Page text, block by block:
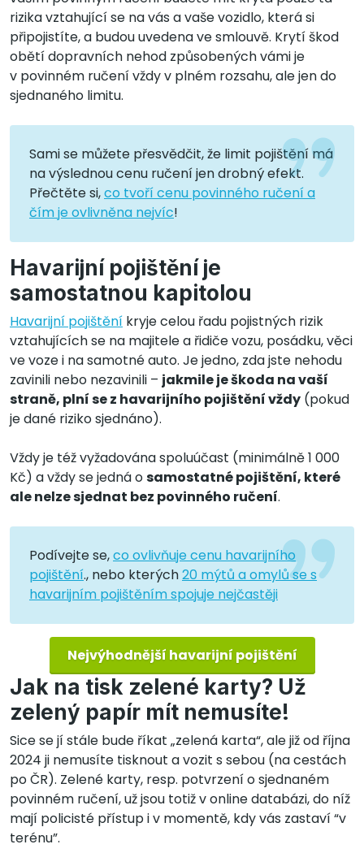
rizika vztahující se na vás a vaše vozidlo, která si
připojistíte, a budou uvedena ve smlouvě. Krytí škod
obětí dopravních nehod způsobených vámi je
v povinném ručení vždy v plném rozsahu, ale jen do
sjednaného limitu.
Sami se můžete přesvědčit, že limit pojištění má
na výslednou cenu ručení jen drobný efekt.
Přečtěte si,co tvoří cenu povinného ručení a
čím je ovlivněna nejvíc!
Havarijní pojištění je
samostatnou kapitolou
Havarijní pojištění kryje celou řadu pojistných rizik
vztahujících se na majitele a řidiče vozu, posádku, věci
ve voze i na samotné auto. Je jedno, zda jste nehodu
zavinili nebo nezavinili – jakmile je škoda na vaší
straně, plní se z havarijního pojištění vždy (pokud
je dané riziko sjednáno).
Vždy je též vyžadována spoluúčast (minimálně 1 000
Kč) a vždy se jedná osamostatné pojištění, které
ale nelze sjednat bez povinného ručení.
Podívejte se,co ovlivňuje cenu havarijního
pojištění., nebo kterých20 mýtů a omylů se s
havarijním pojištěním spojuje nejčastěji
Nejvýhodnější havarijní pojištění
Jak na tisk zelené karty? Už
zelený papír mít nemusíte!
Sice se jí stále bude říkat „zelená karta“, ale již od října
2024 ji nemusíte tisknout a vozit s sebou (na cestách
po ČR). Zelené karty, resp. potvrzení o sjednaném
povinném ručení, už jsou totiž v online databázi, do níž
mají policisté přístup i v momentě, kdy vás zastaví “v
terénu”.